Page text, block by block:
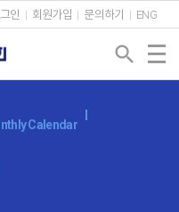
인 회원가입 문의하기 ENG
search
Calendar